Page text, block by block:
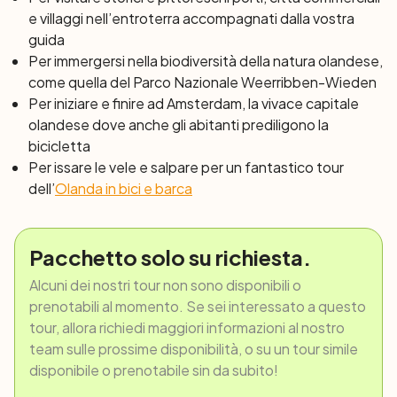
agricolo di stretti campi circondati da dighe vi porterà
nella deliziosa città di Giethoorn, conosciuta come
piccola Venezia del Nord.
Giorno 6: Giethoorn – Lelystad in barca
Oggi potrete godervi un’intera giornata di vela e relax a
bordo. Ancora una volta, potrete aiutare il capitano a
navigare se lo desiderate. Oppure potete
semplicemente sedervi sul ponte e rilassarvi. Nel primo
provincia di Flevoland, interamente bonificata dal mare.
Qui potrete fare una sosta per visitare la Batavia Werf,
uno straordinario cantiere navale, in cui le navi con
un’importante storia marittima vengono recuperate e
riportate al loro antico splendore. Oppure fare shopping
al Batavia Stad, un outlet con tutti i marchi famosi. Dopo
l'attracco, sulla nave serviranno una vera cena da
capitano.
e villaggi nell’entroterra accompagnati dalla vostra
guida
Per immergersi nella biodiversità della natura olandese,
come quella del Parco Nazionale Weerribben-Wieden
Per iniziare e finire ad Amsterdam, la vivace capitale
olandese dove anche gli abitanti prediligono la
bicicletta
Per issare le vele e salpare per un fantastico tour
dell’Olanda in bici e barca
Pacchetto solo su richiesta.
Alcuni dei nostri tour non sono disponibili o
prenotabili al momento. Se sei interessato a questo
tour, allora richiedi maggiori informazioni al nostro
team sulle prossime disponibilità, o su un tour simile
disponibile o prenotabile sin da subito!